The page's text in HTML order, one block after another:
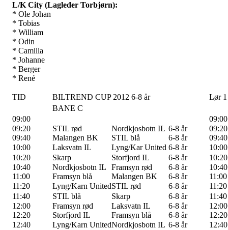
L/K City (Lagleder Torbjørn):
* Ole Johan
* Tobias
* William
* Odin
* Camilla
* Johanne
* Berger
* René
TID BILTREND CUP 2012 6-8 år
Lør 1
BANE C
09:00
09:00
09:20
STIL rød Nordkjosbotn IL 6-8 år
09:20
09:40
Malangen BK STIL blå 6-8 år
09:40
10:00
Laksvatn IL Lyng/Kar United 6-8 år
10:00
10:20
Skarp Storfjord IL 6-8 år
10:20
10:40
Nordkjosbotn IL Framsyn rød 6-8 år
10:40
11:00
Framsyn blå Malangen BK 6-8 år
11:00
11:20
Lyng/Karn UnitedSTIL rød 6-8 år
11:20
11:40
STIL blå Skarp 6-8 år
11:40
12:00
Framsyn rød Laksvatn IL 6-8 år
12:00
12:20
Storfjord IL Framsyn blå 6-8 år
12:20
12:40
Lyng/Karn UnitedNordkjosbotn IL 6-8 år
12:40